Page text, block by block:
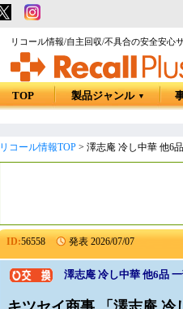
リコール情報/自主回収/不具合の安全安心
TOP 製品ジャンル ▼
リコール情報TOP> 澤志庵 冷し中華 他6
ID:56558 発表 2026/07/07
澤志庵 冷し中華 他6品